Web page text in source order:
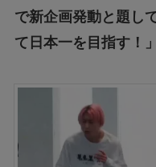
で新企画発動と題し
て日本一を目指す！